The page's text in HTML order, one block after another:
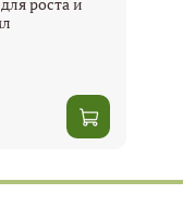
роста и